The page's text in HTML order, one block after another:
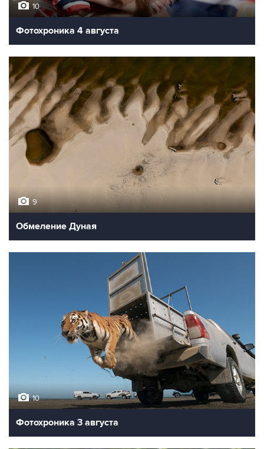
10
Фотохроника 4 августа
9
Обмеление Дуная
10
Фотохроника 3 августа